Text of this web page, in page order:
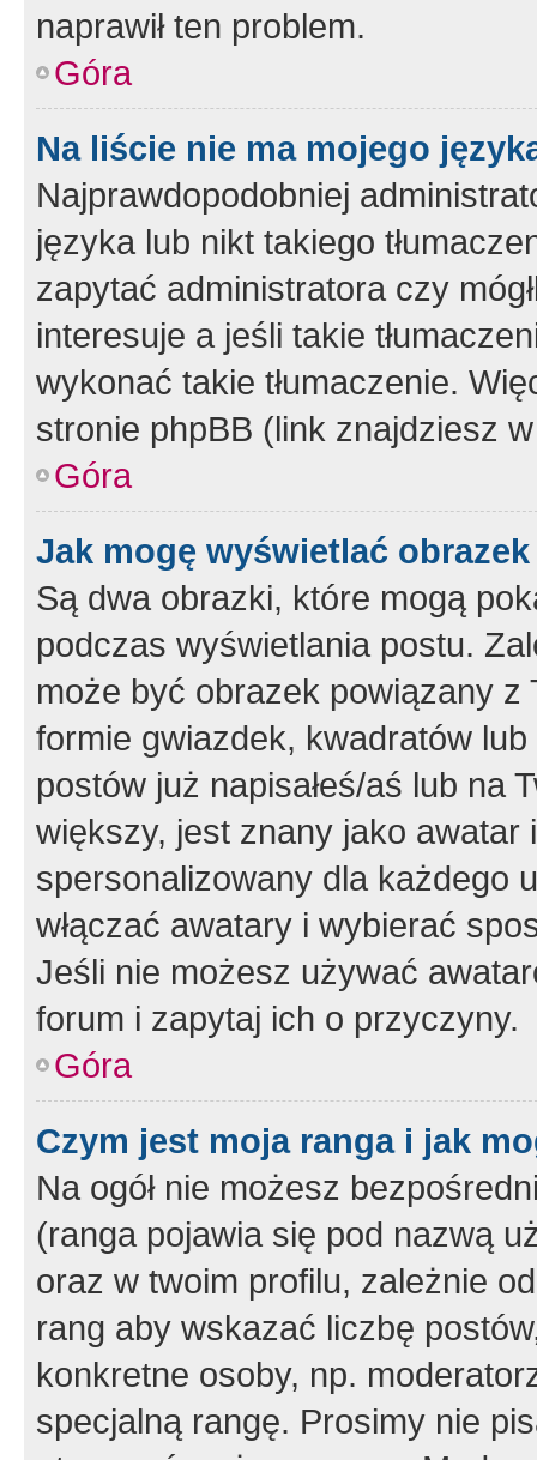
naprawił ten problem.
Góra
Na liście nie ma mojego
Najprawdopodobniej
języka lub nikt takiego
zapytać administratora czy
interesuje a jeśli takie
wykonać takie tłumaczenie.
stronie phpBB (link znajdziesz
Góra
Jak mogę wyświetlać
Są dwa obrazki, które mogą
podczas wyświetlania postu.
może być obrazek powiązany z
formie gwiazdek, kwadratów
postów już napisałeś/aś lub na
większy, jest znany jako
spersonalizowany dla każdego
włączać awatary i wybierać
Jeśli nie możesz używać
forum i zapytaj ich o przyczyny.
Góra
Czym jest moja ranga i jak
Na ogół nie możesz
(ranga pojawia się pod nazwą
oraz w twoim profilu, zależnie
rang aby wskazać liczbę
konkretne osoby, np.
specjalną rangę. Prosimy nie